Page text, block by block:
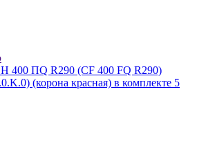
400 ПQ R290 (СF 400 FQ R290)
(корона красная) в комплекте 5